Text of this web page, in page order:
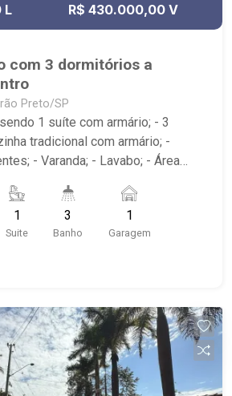
L R$ 430.000,00 V
com 3 dormitórios a
Preto/SP
1 suíte com armário; - 3
tradicional com armário; -
- Área
Praça XV de Novembro,
Carioca, E.E. Fábio Barreto
1
Suite
3
Banho
1
Garagem